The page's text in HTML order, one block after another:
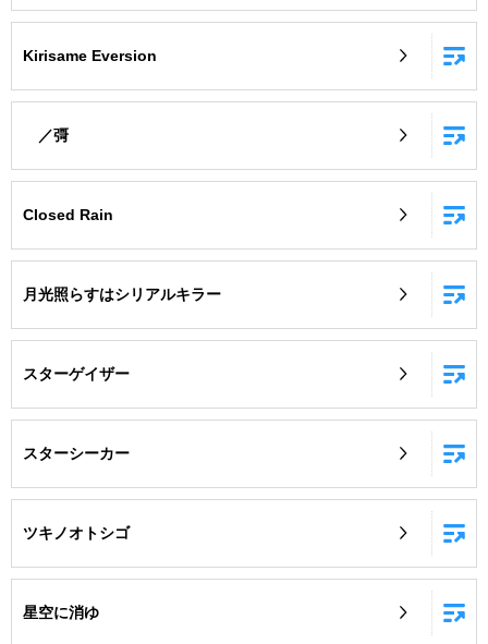
Kirisame Eversion
／彁
Closed Rain
月光照らすはシリアルキラー
スターゲイザー
スターシーカー
ツキノオトシゴ
星空に消ゆ